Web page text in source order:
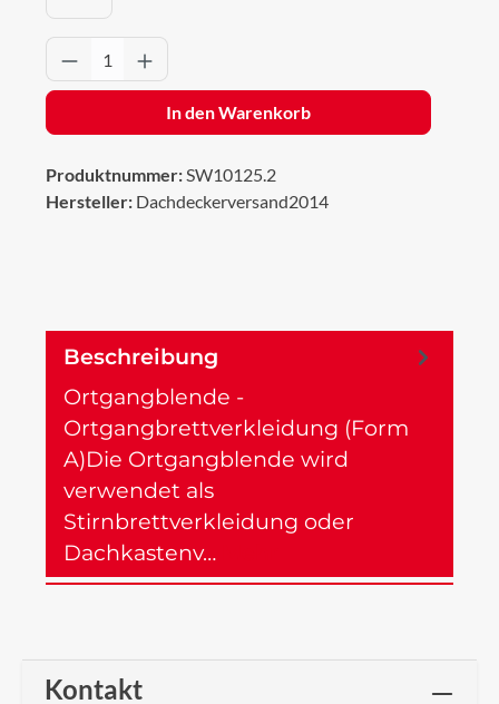
Produkt Anzahl: Gib den gewünschten
In den Warenkorb
Produktnummer:SW10125.2
Hersteller: Dachdeckerversand2014
Beschreibung
Ortgangblende -
Ortgangbrettverkleidung (Form
A)Die Ortgangblende wird
verwendet als
Stirnbrettverkleidung oder
Dachkastenv…
Kontakt